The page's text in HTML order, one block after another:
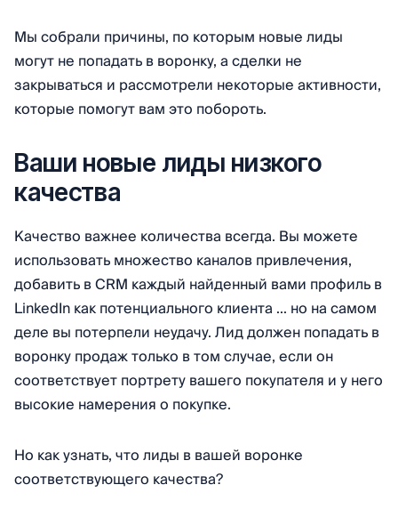
Мы собрали причины, по которым новые лиды
могут не попадать в воронку, а сделки не
закрываться и рассмотрели некоторые активности,
которые помогут вам это побороть.
Ваши новые лиды низкого
качества
Качество важнее количества всегда. Вы можете
использовать множество каналов привлечения,
добавить в CRM каждый найденный вами профиль в
LinkedIn как потенциального клиента ... но на самом
деле вы потерпели неудачу. Лид должен попадать в
воронку продаж только в том случае, если он
соответствует портрету вашего покупателя и у него
высокие намерения о покупке.
Но как узнать, что лиды в вашей воронке
соответствующего качества?